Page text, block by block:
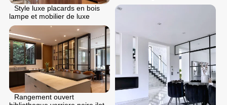
Style luxe placards en bois
lampe et mobilier de luxe
Rangement ouvert